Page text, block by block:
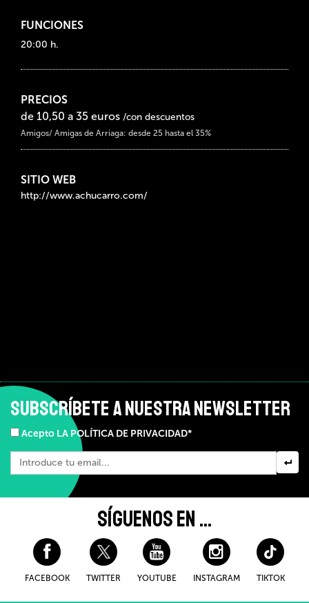
FUNCIONES
20:00 h.
PRECIOS
de 10,50 a 35 euros /con descuentos
Amigos/ Amigas de Arriaga: desde 25 hasta el 35%
SITIO WEB
http://www.achucarro.com/
SUBSCRÍBETE A NUESTRA NEWSLETTER
Acepto LA POLÍTICA DE PRIVACIDAD*
SÍGUENOS EN ...
FACEBOOK TWITTER YOUTUBE INSTAGRAM TIKTOK